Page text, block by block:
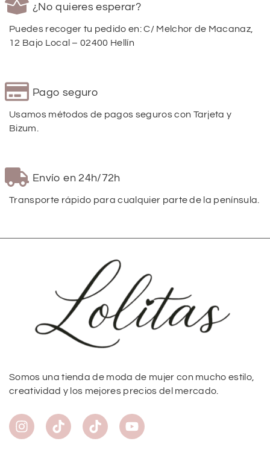
¿No quieres esperar?
Puedes recoger tu pedido en: C/ Melchor de Macanaz,
12 Bajo Local – 02400 Hellín
Pago seguro
Usamos métodos de pagos seguros con Tarjeta y
Bizum.
Envío en 24h/72h
Transporte rápido para cualquier parte de la península.
Somos una tienda de moda de mujer con mucho estilo,
creatividad y los mejores precios del mercado.